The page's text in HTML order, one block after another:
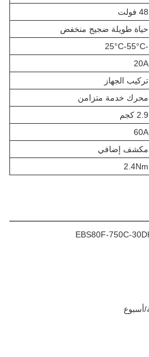
48 فولت
حياة طويلة ضجيج منخفض
-25°C-55°C
20A
تركيب الجهاز
محرك خدمة متزامن
2.9 كجم
60A
مكشف إضافي
2.4Nm